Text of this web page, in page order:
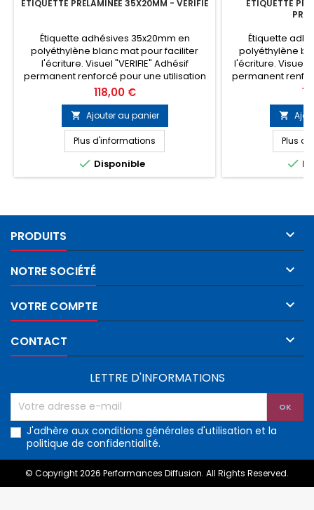
ETIQUETTE PRÉLAMINÉE 35X20MM - VERIFIE
Étiquette adhésives 35x20mm en
polyéthylène blanc mat pour faciliter
l'écriture. Visuel "VERIFIE" Adhésif
permanent renforcé pour une utilisation
multi-supports. Prix du lot de 500
étiquettes Existe en finition avec ou sans
film de protection à coller après écriture.
Prix
118,00 €
 Ajouter au panier
Plus d'informations
 Disponible
ETIQUETTE
Étiquette
polyéthylène
l'écriture. Visuel
permanent
multi-
film de

Plus

PRODUITS 
NOTRE SOCIÉTÉ 
VOTRE COMPTE 
CONTACT 
LETTRE D'INFORMATIONS
J'adhère aux conditions générales d'utilisation et la
politique de confidentialité.
© Copyright 2026 Performances Diffusion. All Rights Reserved.